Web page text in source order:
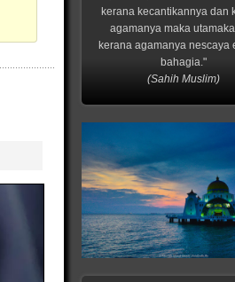
kerana kecantikannya dan
agamanya maka
kerana agamanya nescaya
bahagia."
(Sahih Muslim)